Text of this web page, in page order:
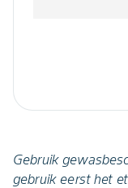
Gebruik
gebruik eerst het